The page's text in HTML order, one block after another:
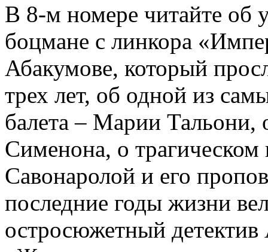
В 8-м номере читайте об
боцмане с линкора
Абакумове, который
трех лет, об одной из
балета – Марии
Сименона, о трагическом
Савонаролой и его
последние годы жизни
остросюжетный детектив